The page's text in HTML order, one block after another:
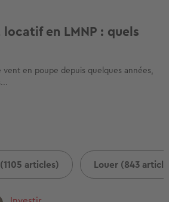
en LMNP : quels
vent en poupe depuis quelques années,
articles) Louer (843